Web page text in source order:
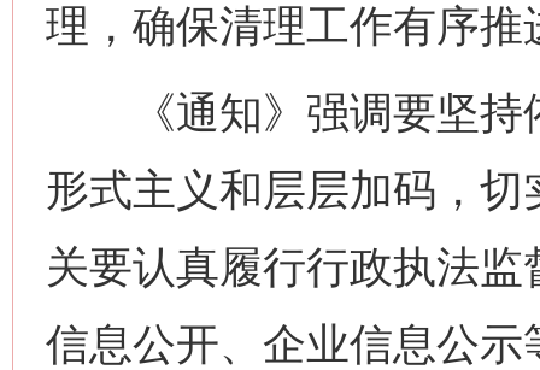
理，确保清理工作有序推
《通知》强调要坚持
形式主义和层层加码，
关要认真履行行政执法
信息公开、企业信息公
网上购药对药下症？